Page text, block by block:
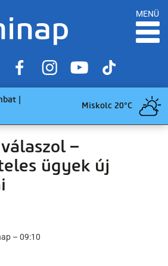
MENÜ
|
Miskolc 20°C
–
ügyek új
– 09:10